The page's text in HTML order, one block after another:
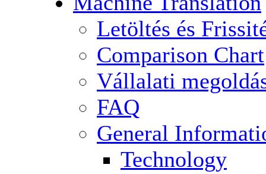
Letöltés és
Comparison Chart
Vállalati
FAQ
General
Technology